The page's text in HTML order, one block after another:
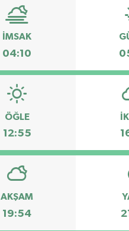
İMSAK
04:10
ÖĞLE
12:55
AKŞAM
19:54